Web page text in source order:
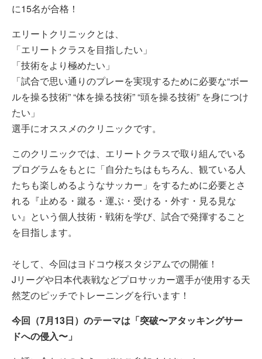
に15名が合格！
エリートクリニックとは、
「エリートクラスを目指したい」
「技術をより極めたい」
「試合で思い通りのプレーを実現するために必要な“ボー
ルを操る技術” “体を操る技術” “頭を操る技術” を身につけ
たい」
選手にオススメのクリニックです。
このクリニックでは、エリートクラスで取り組んでいる
プログラムをもとに「自分たちはもちろん、観ている人
たちも楽しめるようなサッカー」をするために必要とさ
れる『止める・蹴る・運ぶ・受ける・外す・見る見な
い』という個人技術・戦術を学び、試合で発揮すること
を目指します。
そして、今回はヨドコウ桜スタジアムでの開催！
Jリーグや日本代表戦などプロサッカー選手が使用する天
然芝のピッチでトレーニングを行います！
今回（7月13日）のテーマは「突破〜アタッキングサー
ドへの侵入〜」